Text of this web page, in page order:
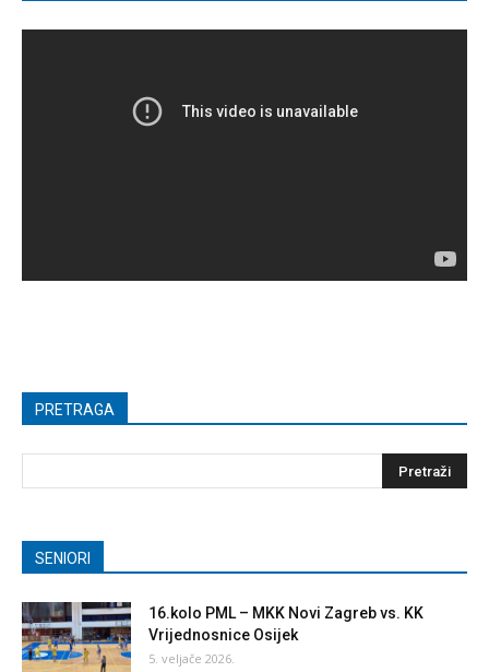
PRETRAGA
SENIORI
16.kolo PML – MKK Novi Zagreb vs. KK
Vrijednosnice Osijek
5. veljače 2026.